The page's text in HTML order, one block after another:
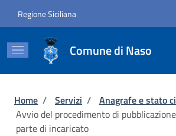
Regione Siciliana
Comune di Naso
Briciole di pane
Home / Servizi / Anagrafe e stato
Avvio del procedimento di
parte di incaricato